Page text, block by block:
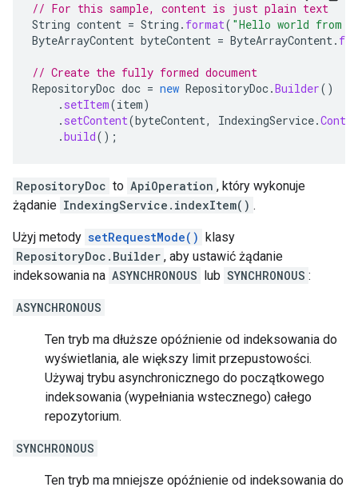
// For this sample, content is just plain text
String content = String . format( "Hello world from
ByteArrayContent byteContent = ByteArrayContent.
// Create the fully formed document
RepositoryDoc doc = new RepositoryDoc.Builder()
. setItem(item)
. setContent(byteContent, IndexingService.
.build();
RepositoryDoc to ApiOperation , który wykonuje
żądanie IndexingService.indexItem() .
Użyj metody setRequestMode() klasy
RepositoryDoc.Builder , aby ustawić żądanie
indeksowania na ASYNCHRONOUS lub SYNCHRONOUS :
ASYNCHRONOUS
Ten tryb ma dłuższe opóźnienie od indeksowania do
wyświetlania, ale większy limit przepustowości.
Używaj trybu asynchronicznego do początkowego
indeksowania (wypełniania wstecznego) całego
repozytorium.
SYNCHRONOUS
Ten tryb ma mniejsze opóźnienie od indeksowania do